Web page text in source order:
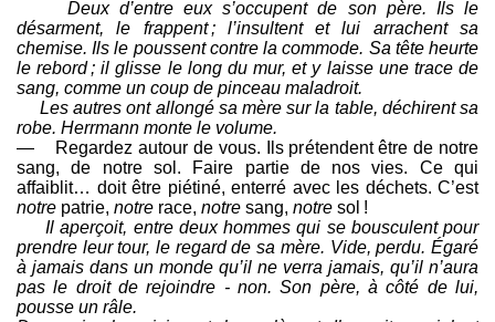
Deux d’entre eux s’occupent de son père. Ils le
désarment, le frappent ; l’insultent et lui arrachent sa
chemise. Ils le poussent contre la commode. Sa tête heurte
le rebord ; il glisse le long du mur, et y laisse une trace de
sang, comme un coup de pinceau maladroit.
Les autres ont allongé sa mère sur la table, déchirent sa
robe. Herrmann monte le volume.
— Regardez autour de vous. Ils prétendent être de notre
sang, de notre sol. Faire partie de nos vies. Ce qui
affaiblit… doit être piétiné, enterré avec les déchets. C’est
notre patrie, notre race, notre sang, notre sol !
Il aperçoit, entre deux hommes qui se bousculent pour
prendre leur tour, le regard de sa mère. Vide, perdu. Égaré
à jamais dans un monde qu’il ne verra jamais, qu’il n’aura
pas le droit de rejoindre - non. Son père, à côté de lui,
pousse un râle.